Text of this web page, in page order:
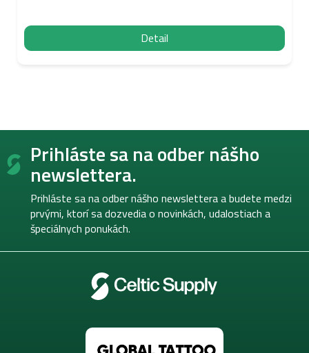
Detail
Z
Prihláste sa na odber nášho
newslettera.
Prihláste sa na odber nášho newslettera a budete medzi
prvými, ktorí sa dozvedia o novinkách, udalostiach a
špeciálnych ponukách.